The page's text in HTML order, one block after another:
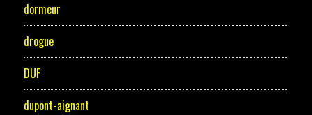
dormeur
drogue
DUF
dupont-aignant